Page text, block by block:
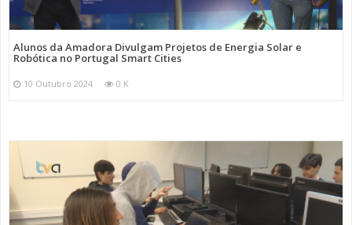
Alunos da Amadora Divulgam Projetos de Energia Solar e
Robótica no Portugal Smart Cities
10 Outubro 2024 0 K